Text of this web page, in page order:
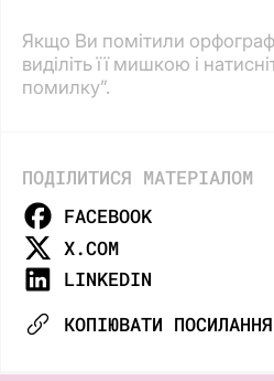
Якщо Ви помітили
виділіть її мишкою і
помилку”.
ПОДІЛИТИСЯ МАТЕРІАЛОМ
FACEBOOK
X.COM
LINKEDIN
КОПІЮВАТИ ПОСИЛАННЯ